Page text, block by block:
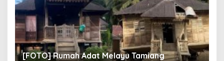
[FOTO] Rumah Adat Melayu Tamiang